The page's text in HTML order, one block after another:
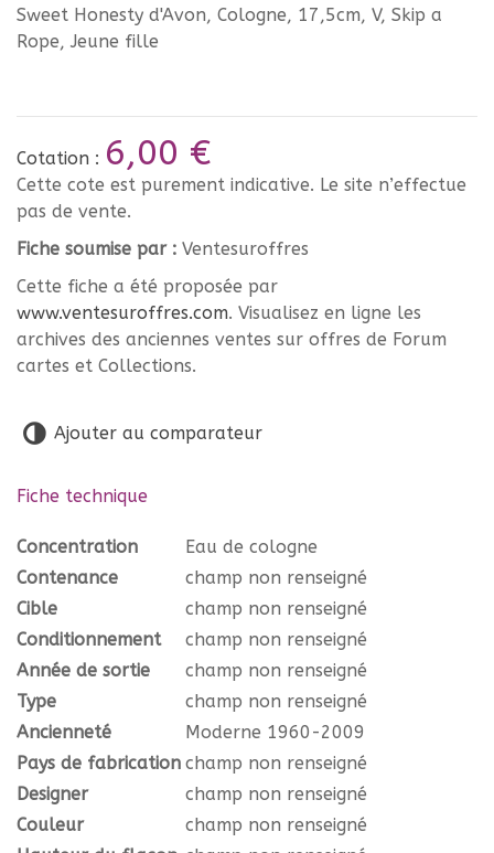
Sweet Honesty d'Avon, Cologne, 17,5cm, V, Skip a
Rope, Jeune fille
Cotation : 6,00 €
Cette cote est purement indicative. Le site n’effectue
pas de vente.
Fiche soumise par : Ventesuroffres
Cette fiche a été proposée par
www.ventesuroffres.com. Visualisez en ligne les
archives des anciennes ventes sur offres de Forum
cartes et Collections.
Ajouter au comparateur
Fiche technique
Concentration
Eau de cologne
Contenance
champ non renseigné
Cible
champ non renseigné
Conditionnement
champ non renseigné
Année de sortie
champ non renseigné
Type
champ non renseigné
Ancienneté
Moderne 1960-2009
Pays de fabrication champ non renseigné
Designer
champ non renseigné
Couleur
champ non renseigné